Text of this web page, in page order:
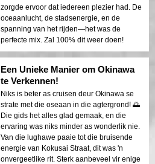
zorgde ervoor dat iedereen plezier had. De
oceaanlucht, de stadsenergie, en de
spanning van het rijden—het was de
perfecte mix. Zal 100% dit weer doen!
Een Unieke Manier om Okinawa
te Verkennen!
Niks is beter as cruisen deur Okinawa se
strate met die oseaan in die agtergrond! 🌅
Die gids het alles glad gemaak, en die
ervaring was niks minder as wonderlik nie.
Van die lughawe paaie tot die bruisende
energie van Kokusai Straat, dit was 'n
onvergeetlike rit. Sterk aanbeveel vir enige